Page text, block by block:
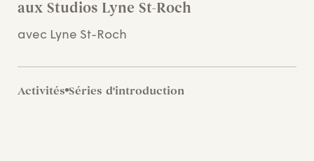
aux Studios Lyne St-Roch
avec Lyne St-Roch
Activités Séries d'introduction